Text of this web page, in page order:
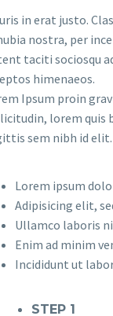
in erat justo.
nostra, per
taciti sociosqu
himenaeos.
Ipsum proin
lorem quis
sem nibh id elit.
Lorem ipsum
Adipisicing elit,
Ullamco laboris
Enim ad minim
Incididunt ut
STEP 1